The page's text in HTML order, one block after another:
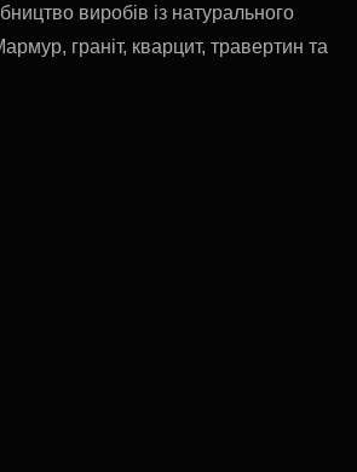
виробів із натурального
граніт, кварцит, травертин та